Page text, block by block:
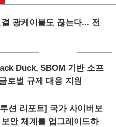
광케이블도 끊는다... 전
Duck, SBOM 기반 소프
로벌 규제 대응 지원
션 리포트] 국가 사이버보
안 체계를 업그레이드하